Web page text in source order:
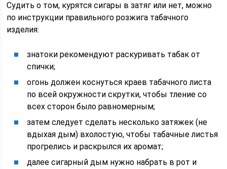
Судить о том, курятся сигары в затяг или нет, можно
по инструкции правильного розжига табачного
изделия:
знатоки рекомендуют раскуривать табак от
спички;
огонь должен коснуться краев табачного листа
по всей окружности скрутки, чтобы тление со
всех сторон было равномерным;
затем следует сделать несколько затяжек (не
вдыхая дым) вхолостую, чтобы табачные листья
прогрелись и раскрылся их аромат;
далее сигарный дым нужно набрать в рот и